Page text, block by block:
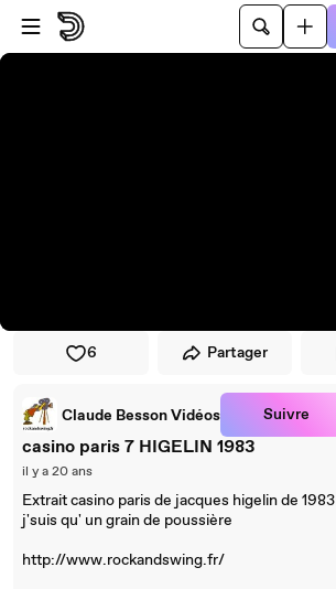
Passer au player
Passer au contenu principal
6 Partager
Claude Besson Vidéos Suivre
casino paris 7 HIGELIN 1983
il y a 20 ans
Extrait casino paris de jacques higelin de 1983
j'suis qu' un grain de poussière
http://www.rockandswing.fr/